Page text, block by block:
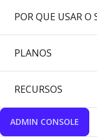
POR QUE USAR O
PLANOS
RECURSOS
ADMIN CONSOLE